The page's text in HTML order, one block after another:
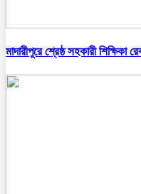
মাদারীপুরে শ্রেষ্ঠ সহকারী শিক্ষিকা